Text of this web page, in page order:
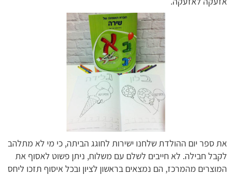
את ספר יום ההולדת שלחנו ישירות לחוגג הביתה, כי מי לא מתלהב
לקבל חבילה. לא חייבים לשלם עם משלוח, ניתן פשוט לאסוף את
המוצרים מהמרכז, הם נמצאים בראשון לציון ובכל איסוף תזכו ליחס